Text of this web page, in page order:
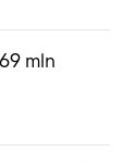
mln